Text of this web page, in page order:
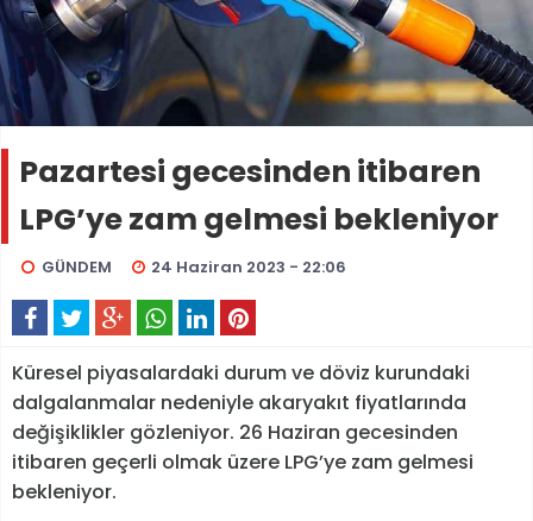
Pazartesi gecesinden itibaren
LPG’ye zam gelmesi bekleniyor
GÜNDEM 24 Haziran 2023 - 22:06
Küresel piyasalardaki durum ve döviz kurundaki
dalgalanmalar nedeniyle akaryakıt fiyatlarında
değişiklikler gözleniyor. 26 Haziran gecesinden
itibaren geçerli olmak üzere LPG’ye zam gelmesi
bekleniyor.